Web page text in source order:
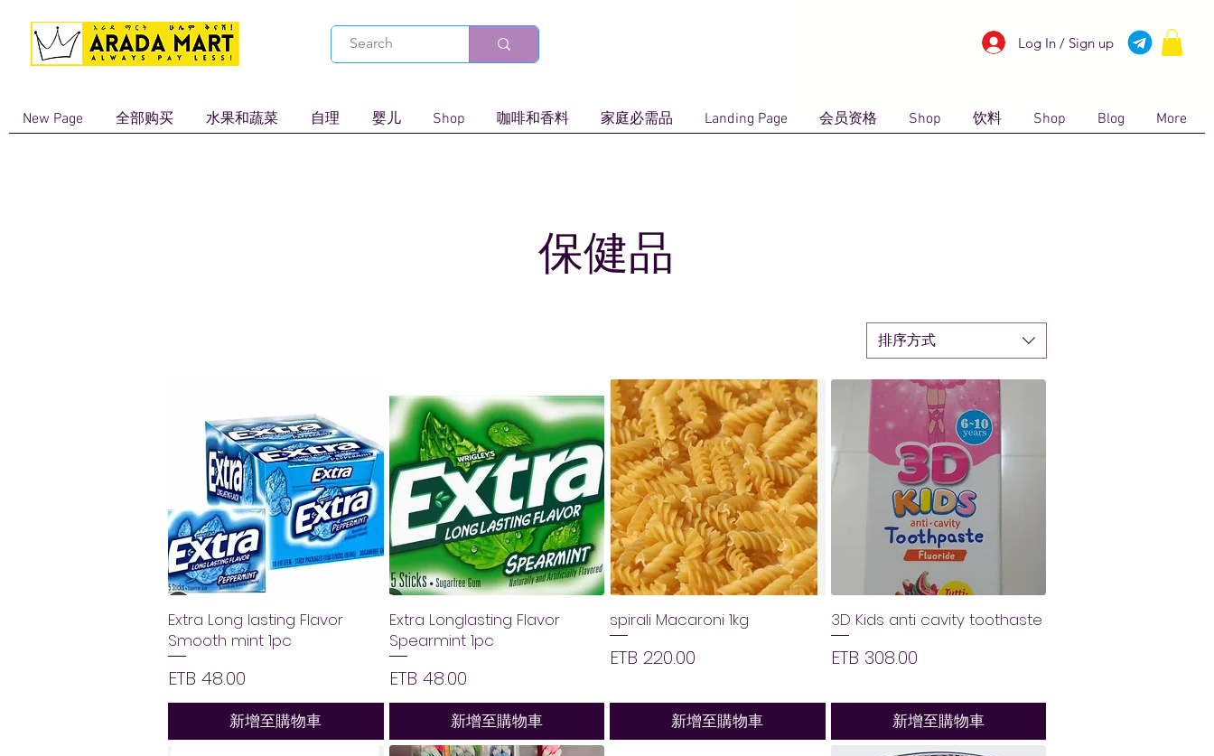
Log In / Sign up
New Page 全部购买 水果和蔬菜 自理 婴儿 Shop 咖啡和香料 家庭必需品 Landing Page 会员资格 Shop 饮料 Shop Blog More
保健品
排序方式
Extra Long lasting Flavor
Smooth mint 1pc
價格
ETB 48.00
新增至購物車
Extra Longlasting Flavor
Spearmint 1pc
價格
ETB 48.00
新增至購物車
spirali Macaroni 1kg
價格
ETB 220.00
新增至購物車
3D Kids anti cavity toothaste
價格
ETB 308.00
新增至購物車